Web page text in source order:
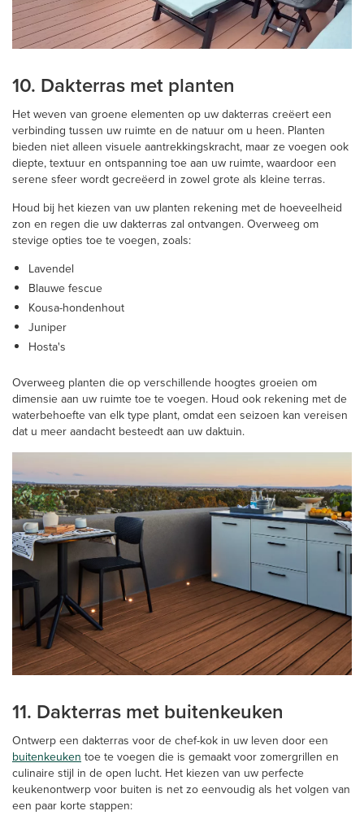
10. Dakterras met planten
Het weven van groene elementen op uw dakterras creëert een
verbinding tussen uw ruimte en de natuur om u heen. Planten
bieden niet alleen visuele aantrekkingskracht, maar ze voegen ook
diepte, textuur en ontspanning toe aan uw ruimte, waardoor een
serene sfeer wordt gecreëerd in zowel grote als kleine terras.
Houd bij het kiezen van uw planten rekening met de hoeveelheid
zon en regen die uw dakterras zal ontvangen. Overweeg om
stevige opties toe te voegen, zoals:
Lavendel
Blauwe fescue
Kousa-hondenhout
Juniper
Hosta's
Overweeg planten die op verschillende hoogtes groeien om
dimensie aan uw ruimte toe te voegen. Houd ook rekening met de
waterbehoefte van elk type plant, omdat een seizoen kan vereisen
dat u meer aandacht besteedt aan uw daktuin.
11. Dakterras met buitenkeuken
Ontwerp een dakterras voor de chef-kok in uw leven door een
buitenkeuken toe te voegen die is gemaakt voor zomergrillen en
culinaire stijl in de open lucht. Het kiezen van uw perfecte
keukenontwerp voor buiten is net zo eenvoudig als het volgen van
een paar korte stappen: